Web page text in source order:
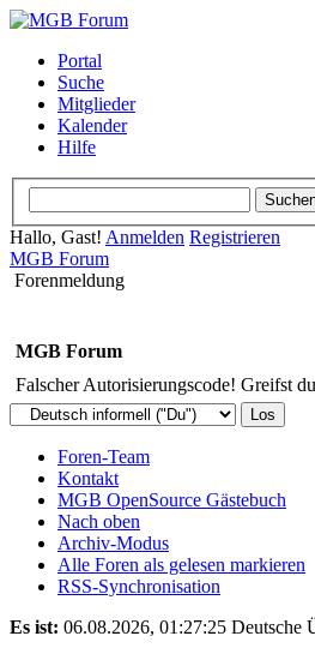
Portal
Suche
Mitglieder
Kalender
Hilfe
Hallo, Gast! Anmelden Registrieren
MGB Forum
Forenmeldung
MGB Forum
Falscher Autorisierungscode! Greifst
Foren-Team
Kontakt
MGB OpenSource Gästebuch
Nach oben
Archiv-Modus
Alle Foren als gelesen markieren
RSS-Synchronisation
Es ist: 06.08.2026, 01:27:25 Deutsche